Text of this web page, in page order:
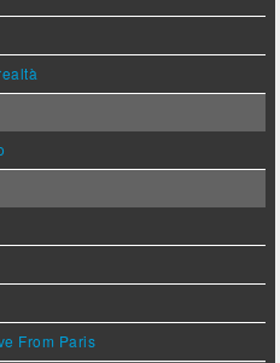
From Paris